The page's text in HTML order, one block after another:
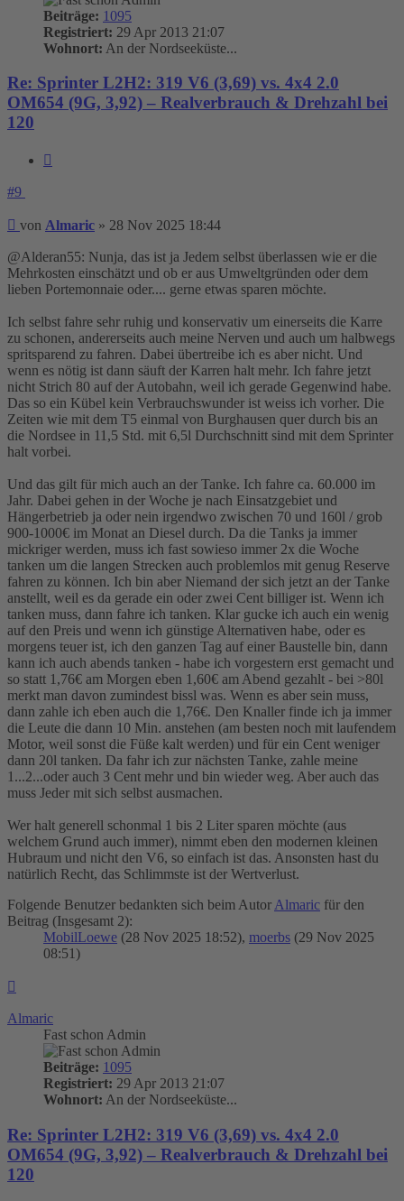
Beiträge: 1095
Registriert: 29 Apr 2013 21:07
Wohnort: An der Nordseeküste...
Re: Sprinter L2H2: 319 V6 (3,69) vs. 4x4 2.0
OM654 (9G, 3,92) – Realverbrauch & Drehzahl bei
120
#9
Beitrag
von Almaric » 28 Nov 2025 18:44
@Alderan55: Nunja, das ist ja Jedem selbst überlassen wie er die
Mehrkosten einschätzt und ob er aus Umweltgründen oder dem
lieben Portemonnaie oder.... gerne etwas sparen möchte.
Ich selbst fahre sehr ruhig und konservativ um einerseits die Karre
zu schonen, andererseits auch meine Nerven und auch um halbwegs
spritsparend zu fahren. Dabei übertreibe ich es aber nicht. Und
wenn es nötig ist dann säuft der Karren halt mehr. Ich fahre jetzt
nicht Strich 80 auf der Autobahn, weil ich gerade Gegenwind habe.
Das so ein Kübel kein Verbrauchswunder ist weiss ich vorher. Die
Zeiten wie mit dem T5 einmal von Burghausen quer durch bis an
die Nordsee in 11,5 Std. mit 6,5l Durchschnitt sind mit dem Sprinter
halt vorbei.
Und das gilt für mich auch an der Tanke. Ich fahre ca. 60.000 im
Jahr. Dabei gehen in der Woche je nach Einsatzgebiet und
Hängerbetrieb ja oder nein irgendwo zwischen 70 und 160l / grob
900-1000€ im Monat an Diesel durch. Da die Tanks ja immer
mickriger werden, muss ich fast sowieso immer 2x die Woche
tanken um die langen Strecken auch problemlos mit genug Reserve
fahren zu können. Ich bin aber Niemand der sich jetzt an der Tanke
anstellt, weil es da gerade ein oder zwei Cent billiger ist. Wenn ich
tanken muss, dann fahre ich tanken. Klar gucke ich auch ein wenig
auf den Preis und wenn ich günstige Alternativen habe, oder es
morgens teuer ist, ich den ganzen Tag auf einer Baustelle bin, dann
kann ich auch abends tanken - habe ich vorgestern erst gemacht und
so statt 1,76€ am Morgen eben 1,60€ am Abend gezahlt - bei >80l
merkt man davon zumindest bissl was. Wenn es aber sein muss,
dann zahle ich eben auch die 1,76€. Den Knaller finde ich ja immer
die Leute die dann 10 Min. anstehen (am besten noch mit laufendem
Motor, weil sonst die Füße kalt werden) und für ein Cent weniger
dann 20l tanken. Da fahr ich zur nächsten Tanke, zahle meine
1...2...oder auch 3 Cent mehr und bin wieder weg. Aber auch das
muss Jeder mit sich selbst ausmachen.
Wer halt generell schonmal 1 bis 2 Liter sparen möchte (aus
welchem Grund auch immer), nimmt eben den modernen kleinen
Hubraum und nicht den V6, so einfach ist das. Ansonsten hast du
natürlich Recht, das Schlimmste ist der Wertverlust.
Folgende Benutzer bedankten sich beim Autor Almaric für den
Beitrag (Insgesamt 2):
MobilLoewe (28 Nov 2025 18:52), moerbs (29 Nov 2025
08:51)
Almaric
Fast schon Admin
Beiträge: 1095
Registriert: 29 Apr 2013 21:07
Wohnort: An der Nordseeküste...
Re: Sprinter L2H2: 319 V6 (3,69) vs. 4x4 2.0
OM654 (9G, 3,92) – Realverbrauch & Drehzahl bei
120